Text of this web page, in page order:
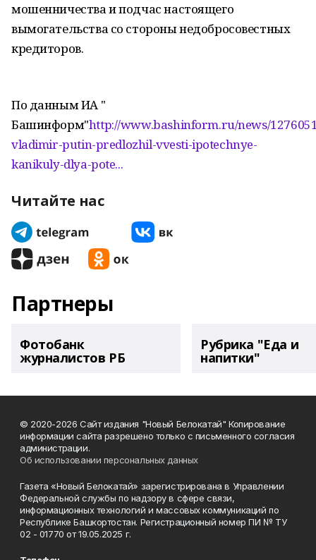
мошенничества и подчас настоящего
вымогательства со стороны недобросовестных
кредиторов.
По данным ИА "
Башинформ"http://www.bashinform.ru/news/
vladimir-putin-predlozhil-vvesti-ipotechnye-
kanikuly-dlya-pote...
Читайте нас
Партнеры
Фотобанк
журналистов РБ
Рубрика "Еда и
напитки"
© 2020-2026 Сайт издания "Новый Белокатай" Копирование
информации сайта разрешено только с письменного согласия
администрации.
Об использовании персональных данных
Газета «Новый Белокатай» зарегистрирована в Управлении
Федеральной службы по надзору в сфере связи,
информационных технологий и массовых коммуникаций по
Республике Башкортостан. Регистрационный номер ПИ № ТУ
02 - 01770 от 19.05.2025 г.